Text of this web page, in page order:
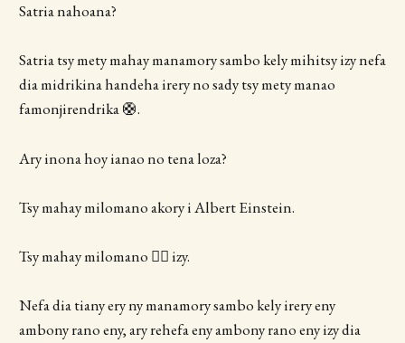
Satria nahoana?
Satria tsy mety mahay manamory sambo kely mihitsy izy nefa
dia midrikina handeha irery no sady tsy mety manao
famonjirendrika 🛟.
Ary inona hoy ianao no tena loza?
Tsy mahay milomano akory i Albert Einstein.
Tsy mahay milomano 🏊‍♂️ izy.
Nefa dia tiany ery ny manamory sambo kely irery eny
ambony rano eny, ary rehefa eny ambony rano eny izy dia